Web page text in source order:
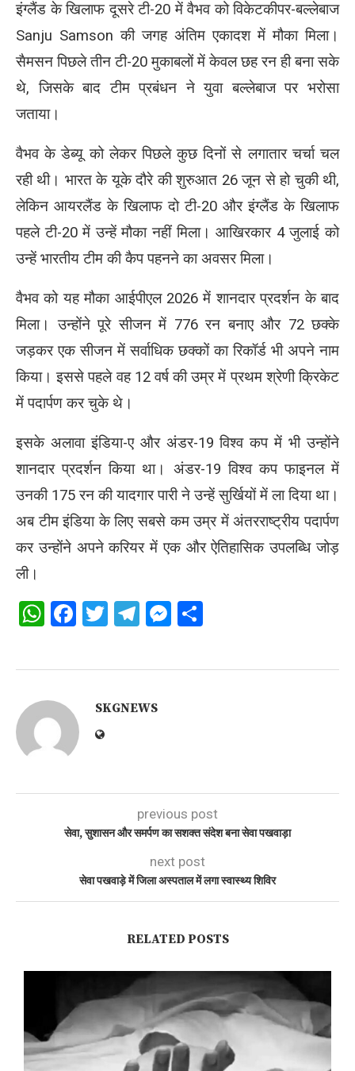
इंग्लैंड के खिलाफ दूसरे टी-20 में वैभव को विकेटकीपर-बल्लेबाज
Sanju Samson की जगह अंतिम एकादश में मौका मिला।
सैमसन पिछले तीन टी-20 मुकाबलों में केवल छह रन ही बना सके
थे, जिसके बाद टीम प्रबंधन ने युवा बल्लेबाज पर भरोसा
जताया।
वैभव के डेब्यू को लेकर पिछले कुछ दिनों से लगातार चर्चा चल
रही थी। भारत के यूके दौरे की शुरुआत 26 जून से हो चुकी थी,
लेकिन आयरलैंड के खिलाफ दो टी-20 और इंग्लैंड के खिलाफ
पहले टी-20 में उन्हें मौका नहीं मिला। आखिरकार 4 जुलाई को
उन्हें भारतीय टीम की कैप पहनने का अवसर मिला।
वैभव को यह मौका आईपीएल 2026 में शानदार प्रदर्शन के बाद
मिला। उन्होंने पूरे सीजन में 776 रन बनाए और 72 छक्के
जड़कर एक सीजन में सर्वाधिक छक्कों का रिकॉर्ड भी अपने नाम
किया। इससे पहले वह 12 वर्ष की उम्र में प्रथम श्रेणी क्रिकेट
में पदार्पण कर चुके थे।
इसके अलावा इंडिया-ए और अंडर-19 विश्व कप में भी उन्होंने
शानदार प्रदर्शन किया था। अंडर-19 विश्व कप फाइनल में
उनकी 175 रन की यादगार पारी ने उन्हें सुर्खियों में ला दिया था।
अब टीम इंडिया के लिए सबसे कम उम्र में अंतरराष्ट्रीय पदार्पण
कर उन्होंने अपने करियर में एक और ऐतिहासिक उपलब्धि जोड़
ली।
WhatsApp
Facebook
Twitter
Telegram
Messenger
SKGNEWS
previous post
सेवा, सुशासन और समर्पण का सशक्त संदेश बना सेवा पखवाड़ा
next post
सेवा पखवाड़े में जिला अस्पताल में लगा स्वास्थ्य शिविर
RELATED POSTS